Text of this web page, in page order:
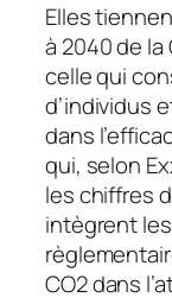
Elles
à 2040 de
celle qui
d’individus
dans
qui, selon
les chiffres
intègrent
CO2 dans